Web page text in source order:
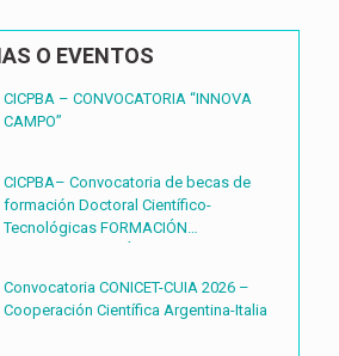
O EVENTOS
CICPBA – CONVOCATORIA “INNOVA
CAMPO”
CICPBA– Convocatoria de becas de
formación Doctoral Científico-
Tecnológicas FORMACIÓN
Convocatoria CONICET-CUIA 2026 –
Cooperación Científica Argentina-Italia